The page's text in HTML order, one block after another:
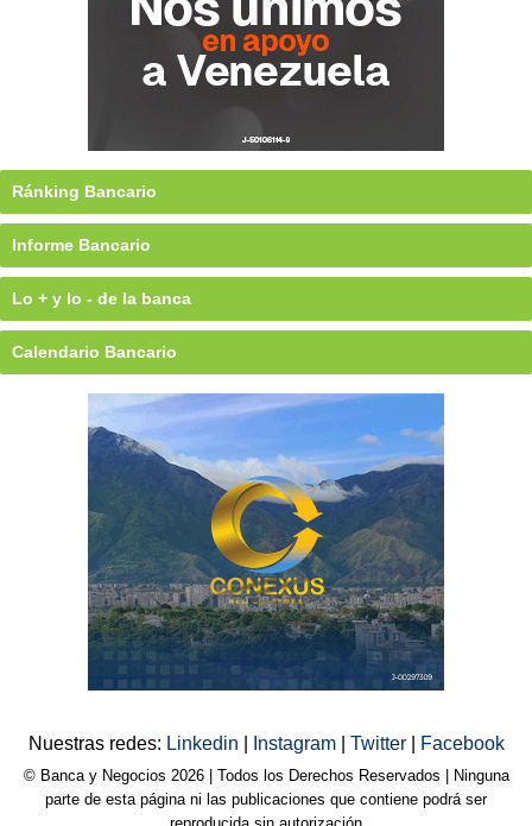
Ránking Bancario
Informe Bancario
Lo + y lo - de la banca
Calendario Bancario
Nuestras redes: Linkedin Instagram Twitter Facebook
© Banca y Negocios 2026 | Todos los Derechos Reservados | Ninguna
parte de esta página ni las publicaciones que contiene podrá ser